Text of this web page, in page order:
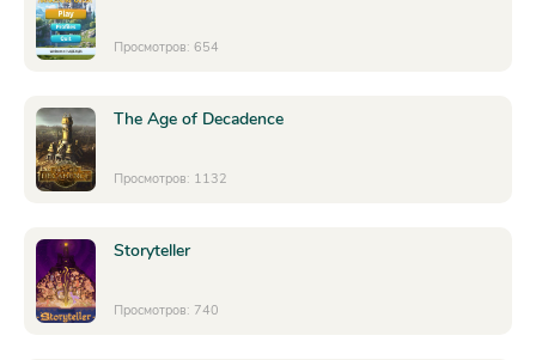
Просмотров: 654
The Age of Decadence
Просмотров: 1132
Storyteller
Просмотров: 740